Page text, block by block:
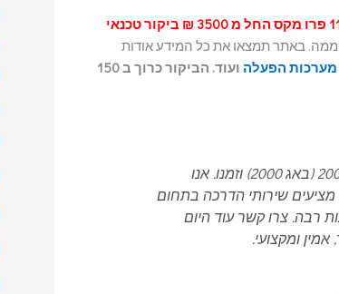
תיקון מחשב, מכירת אייפון 11 פרו מקס החל מ 3500 ₪ ביקור טכנאי
מערכות הפעלה
ועוד. הביקור כרוך ב 150
עם ניסיון של כ- 21 שנים בתחום המחשבים, משנת כ – 1998 לכניסת שנת 2000 (באג 2000) וזמנו. אנו
מציעים שירותי הדרכה בתחום
רבה. צרו קשר עוד היום
ומקצועי.